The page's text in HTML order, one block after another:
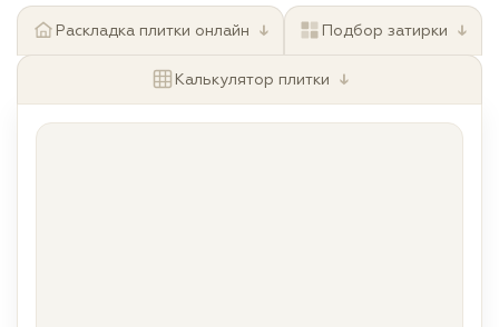
Раскладка плитки онлайн ↓ Подбор затирки ↓
Калькулятор плитки ↓